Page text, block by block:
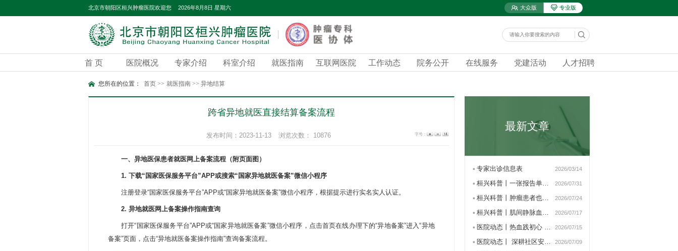
北京市朝阳区桓兴肿瘤医院欢迎您 2026年8月8日 星期六 大众版 专业版
首 页 医院概况 专家介绍 科室介绍 就医指南 互联网医院 工作动态 院务公开 在线服务 党建活动 人才招聘
您所在的位置： 首页 >> 就医指南>> 异地结算
最新文章
2026/03/14
专家出诊信息表
2026/07/31
桓兴科普丨一张报告单看懂…
2026/07/24
桓兴科普丨肿瘤患者也可以…
2026/07/17
桓兴科普丨肌间静脉血栓患…
2026/07/15
医院动态丨热血践初心 大…
2026/07/09
医院动态丨 深耕社区安宁…
跨省异地就医直接结算备案流程
发布时间：2023-11-13 浏览次数： 10876 字号：
一、异地医保患者就医网上备案流程（附页面图）
1. 下载“国家医保服务平台”APP或搜索“国家异地就医备案”微信小程序
注册登录“国家医保服务平台”APP或“国家异地就医备案”微信小程序，根据提示进行实名实人认证。
2. 异地就医网上备案操作指南查询
打开“国家医保服务平台”APP或“国家异地就医备案”微信小程序，点击首页在线办理下的“异地备案”进入“异地
备案”页面，点击“异地就医备案操作指南”查询备案流程。